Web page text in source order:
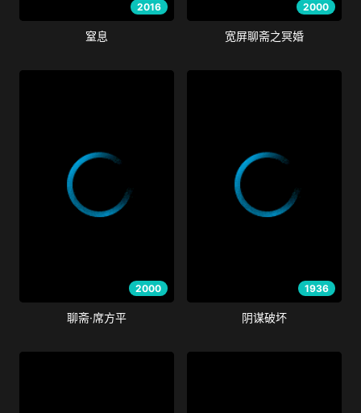
2016
窒息
2000
宽屏聊斋之冥婚
2000
聊斋·席方平
1936
阴谋破坏